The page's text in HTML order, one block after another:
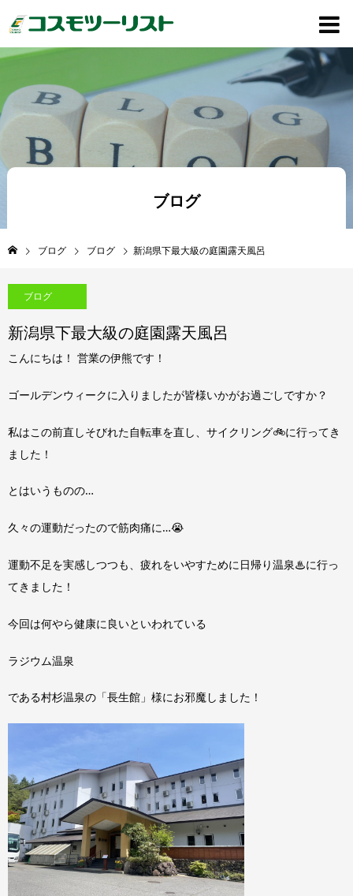
ブログ
ブログ ブログ 新潟県下最大級の庭園露天風呂
ブログ
新潟県下最大級の庭園露天風呂
こんにちは！ 営業の伊熊です！
ゴールデンウィークに入りましたが皆様いかがお過ごしですか？
私はこの前直しそびれた自転車を直し、サイクリング🚲に行ってき
ました！
とはいうものの…
久々の運動だったので筋肉痛に…😭
運動不足を実感しつつも、疲れをいやすために日帰り温泉♨に行っ
てきました！
今回は何やら健康に良いといわれている
ラジウム温泉
である村杉温泉の「長生館」様にお邪魔しました！